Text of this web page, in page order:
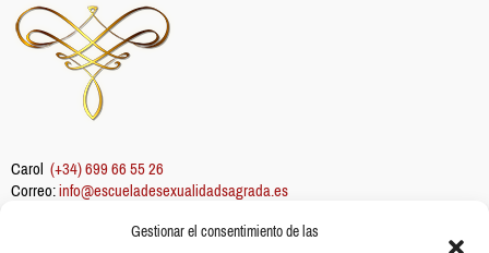
Gestionar el consentimiento de las
Carol (+34) 699 66 55 26
Correo:info@escueladesexualidadsagrada.es